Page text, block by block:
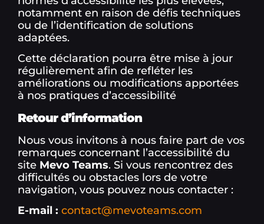
notamment en raison de défis techniques
ou de l’identification de solutions
adaptées.
Cette déclaration pourra être mise à jour
régulièrement afin de refléter les
améliorations ou modifications apportées
à nos pratiques d’accessibilité
Retour d’information
Nous vous invitons à nous faire part de vos
remarques concernant l’accessibilité du
site Mevo Teams. Si vous rencontrez des
difficultés ou obstacles lors de votre
navigation, vous pouvez nous contacter :
E-mail : contact@mevoteams.com